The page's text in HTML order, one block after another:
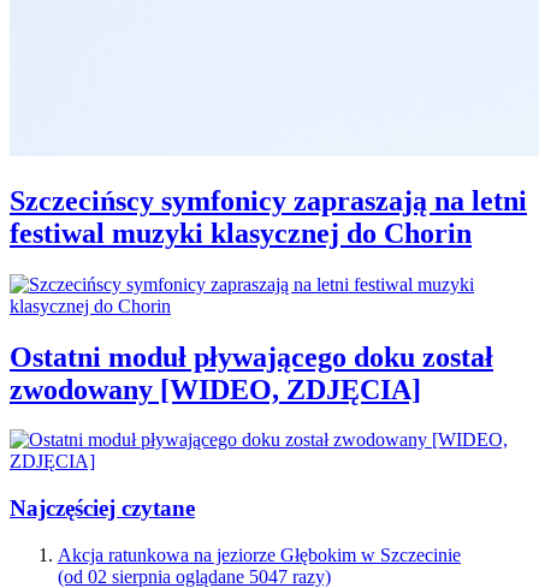
Szczecińscy symfonicy zapraszają na letni
festiwal muzyki klasycznej do Chorin
Ostatni moduł pływającego doku został
zwodowany [WIDEO, ZDJĘCIA]
Najczęściej czytane
Akcja ratunkowa na jeziorze Głębokim w Szczecinie
(od 02 sierpnia oglądane 5047 razy)